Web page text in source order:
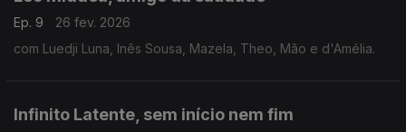
Ep. 9
26 fev. 2026
com Luedji Luna, Inês Sousa, Mazela, Theo, Mão e d'Amélia.
Infinito Latente, sem início nem fim